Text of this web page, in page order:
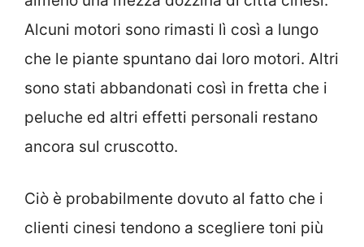
Alcuni motori sono rimasti lì così a lungo
che le piante spuntano dai loro motori. Altri
sono stati abbandonati così in fretta che i
peluche ed altri effetti personali restano
ancora sul cruscotto.
Ciò è probabilmente dovuto al fatto che i
clienti cinesi tendono a scegliere toni più